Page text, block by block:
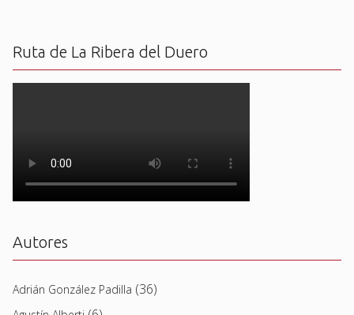
Ruta de La Ribera del Duero
Autores
Adrián González Padilla (36)